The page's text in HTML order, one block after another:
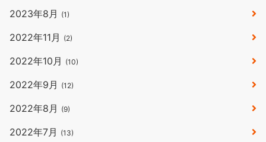
2023年8月 (1)
2022年11月 (2)
2022年10月 (10)
2022年9月 (12)
2022年8月 (9)
2022年7月 (13)